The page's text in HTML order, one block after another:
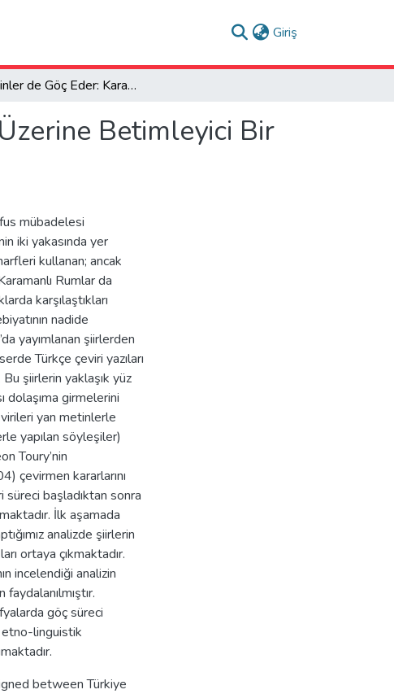
Giriş
Metinler de Göç Eder: Karamanlıca Şiir Çevirileri Üzerine Betimleyici Bir Çalışma
Betimleyici Bir
mübadelesi
iki yakasında yer
kullanan; ancak
Rumlar da
karşılaştıkları
nadide
yayımlanan şiirlerden
Türkçe çeviri yazıları
şiirlerin yaklaşık yüz
dolaşıma girmelerini
yan metinlerle
yapılan söyleşiler)
Toury’nin
çevirmen kararlarını
başladıktan sonra
İlk aşamada
analizde şiirlerin
ortaya çıkmaktadır.
incelendiği analizin
göç süreci
etno-linguistik
between Türkiye